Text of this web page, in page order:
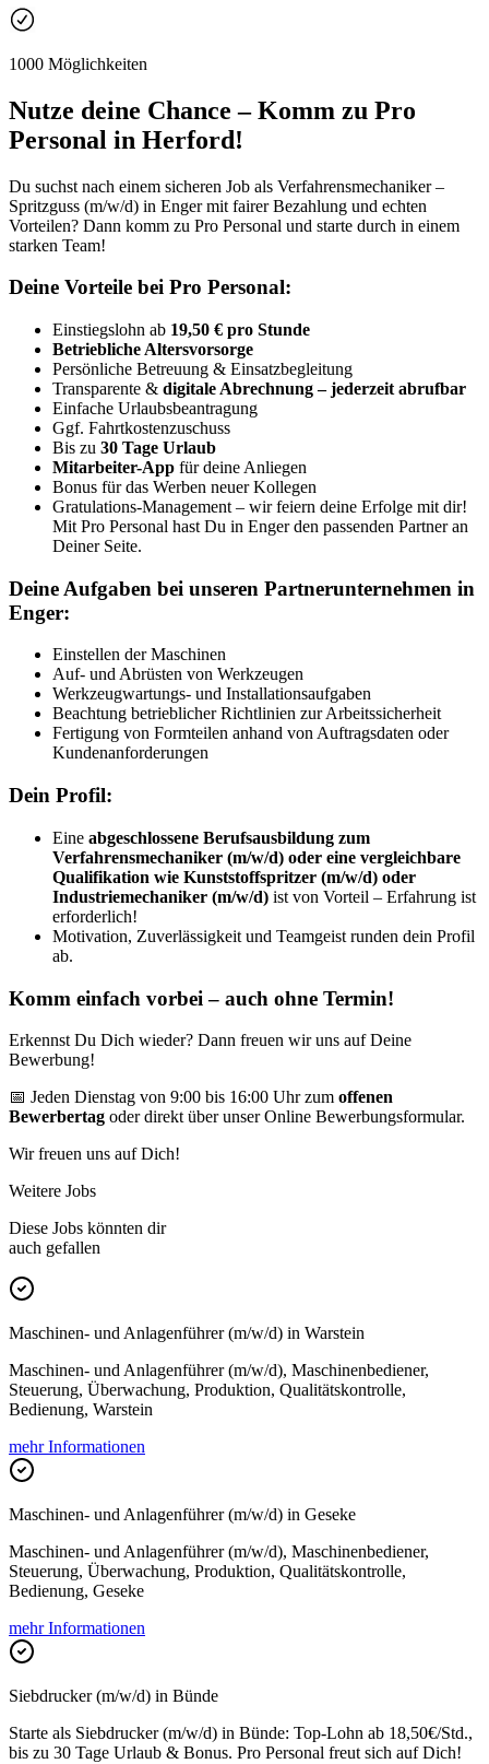
1000 Möglichkeiten
Nutze deine Chance – Komm zu Pro
Personal in Herford!
Du suchst nach einem sicheren Job als Verfahrensmechaniker –
Spritzguss (m/w/d) in Enger mit fairer Bezahlung und echten
Vorteilen? Dann komm zu Pro Personal und starte durch in einem
starken Team!
Deine Vorteile bei Pro Personal:
Einstiegslohn ab 19,50 € pro Stunde
Betriebliche Altersvorsorge
Persönliche Betreuung & Einsatzbegleitung
Transparente & digitale Abrechnung – jederzeit abrufbar
Einfache Urlaubsbeantragung
Ggf. Fahrtkostenzuschuss
Bis zu 30 Tage Urlaub
Mitarbeiter-App für deine Anliegen
Bonus für das Werben neuer Kollegen
Gratulations-Management – wir feiern deine Erfolge mit dir!
Mit Pro Personal hast Du in Enger den passenden Partner an
Deiner Seite.
Deine Aufgaben bei unseren Partnerunternehmen in
Enger:
Einstellen der Maschinen
Auf- und Abrüsten von Werkzeugen
Werkzeugwartungs- und Installationsaufgaben
Beachtung betrieblicher Richtlinien zur Arbeitssicherheit
Fertigung von Formteilen anhand von Auftragsdaten oder
Kundenanforderungen
Dein Profil:
Eine abgeschlossene Berufsausbildung zum
Verfahrensmechaniker (m/w/d) oder eine vergleichbare
Qualifikation wie Kunststoffspritzer (m/w/d) oder
Industriemechaniker (m/w/d) ist von Vorteil – Erfahrung ist
erforderlich!
Motivation, Zuverlässigkeit und Teamgeist runden dein Profil
ab.
Komm einfach vorbei – auch ohne Termin!
Erkennst Du Dich wieder? Dann freuen wir uns auf Deine
Bewerbung!
📅 Jeden Dienstag von 9:00 bis 16:00 Uhr zum offenen
Bewerbertag oder direkt über unser Online Bewerbungsformular.
Wir freuen uns auf Dich!
Weitere Jobs
Diese Jobs könnten dir
auch gefallen
Maschinen- und Anlagenführer (m/w/d) in Warstein
Maschinen- und Anlagenführer (m/w/d), Maschinenbediener,
Steuerung, Überwachung, Produktion, Qualitätskontrolle,
Bedienung, Warstein
mehr Informationen
Maschinen- und Anlagenführer (m/w/d) in Geseke
Maschinen- und Anlagenführer (m/w/d), Maschinenbediener,
Steuerung, Überwachung, Produktion, Qualitätskontrolle,
Bedienung, Geseke
mehr Informationen
Siebdrucker (m/w/d) in Bünde
Starte als Siebdrucker (m/w/d) in Bünde: Top-Lohn ab 18,50€/Std.,
bis zu 30 Tage Urlaub & Bonus. Pro Personal freut sich auf Dich!